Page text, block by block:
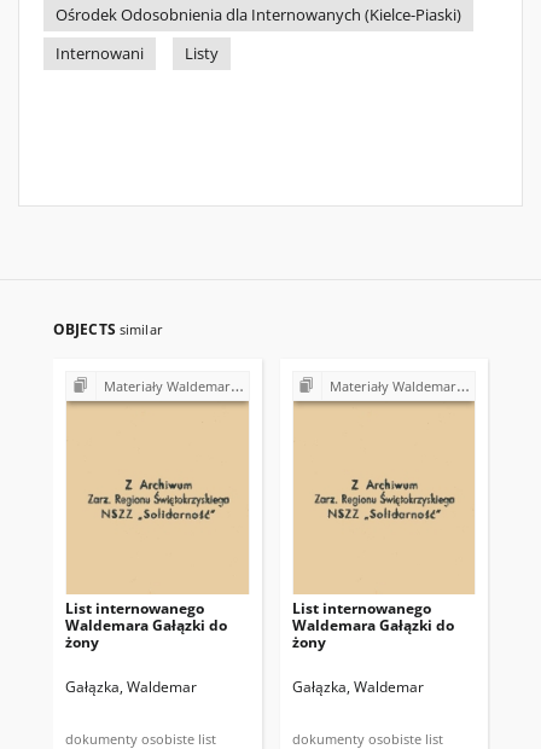
Ośrodek Odosobnienia dla Internowanych (Kielce-Piaski)
Internowani
Listy
OBJECTS similar
Materiały Waldemara Gałązki (1978-1982)
List internowanego
Waldemara Gałązki do
żony
Gałązka, Waldemar
dokumenty osobiste list
Materiały Waldemara Gałązki (1978-1982)
List internowanego
Waldemara Gałązki do
żony
Gałązka, Waldemar
dokumenty osobiste list